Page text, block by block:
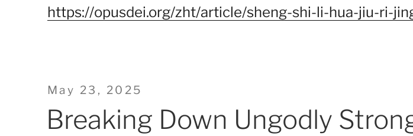
https://opusdei.org/zht/article/sheng-shi-li-hua-jiu-ri-
Posted
on
May 23, 2025
Breaking Down Ungodly